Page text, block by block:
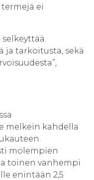
ei
ja tarkoitusta, sekä
melkein kahdella
molempien
toinen vanhempi
enintään 2,5